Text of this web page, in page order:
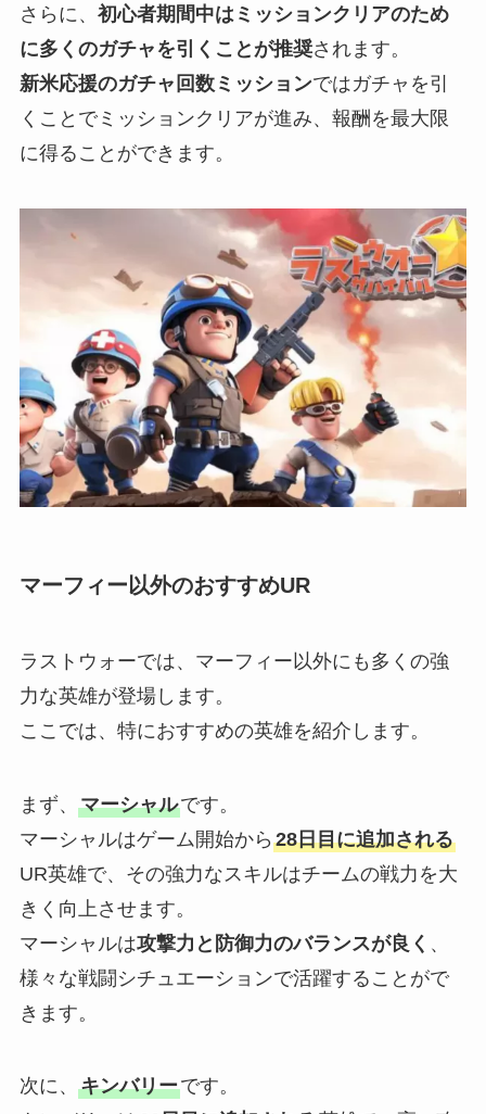
さらに、 初心者期間中はミッションクリアのため
に多くのガチャを引くことが推奨されます。
新米応援のガチャ回数ミッションではガチャを引
くことでミッションクリアが進み、報酬を最大限
に得ることができます。
マーフィー以外のおすすめUR
ラストウォーでは、マーフィー以外にも多くの強
力な英雄が登場します。
ここでは、特におすすめの英雄を紹介します。
まず、 マーシャルです。
マーシャルはゲーム開始から 28日目に追加される
UR英雄で、その強力なスキルはチームの戦力を大
きく向上させます。
マーシャルは攻撃力と防御力のバランスが良く 、
様々な戦闘シチュエーションで活躍することがで
きます。
次に、 キンバリーです。